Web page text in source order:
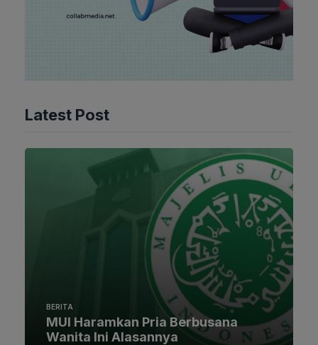
Latest Post
BERITA
MUI Haramkan Pria Berbusana
Wanita Ini Alasannya